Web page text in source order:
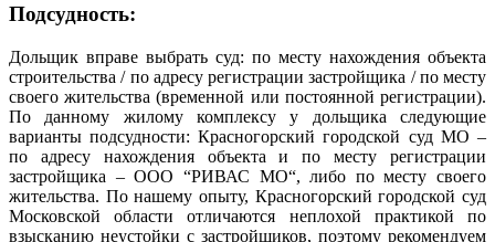
Подсудность:
Дольщик вправе выбрать суд: по месту нахождения объекта
строительства / по адресу регистрации застройщика / по месту
своего жительства (временной или постоянной регистрации).
По данному жилому комплексу у дольщика следующие
варианты подсудности: Красногорский городской суд МО –
по адресу нахождения объекта и по месту регистрации
застройщика – ООО “РИВАС МО“, либо по месту своего
жительства. По нашему опыту, Красногорский городской суд
Московской области отличаются неплохой практикой по
взысканию неустойки с застройщиков, поэтому рекомендуем